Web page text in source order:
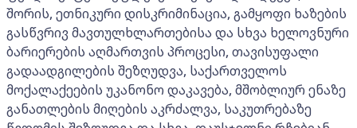
შორის, ეთნიკური დისკრიმინაცია, გამყოფი ხაზების
გასწვრივ მავთულხლართებისა და სხვა ხელოვნური
ბარიერების აღმართვის პროცესი, თავისუფალი
გადაადგილების შეზღუდვა, საქართველოს
მოქალაქეების უკანონო დაკავება, მშობლიურ ენაზე
განათლების მიღების აკრძალვა, საკუთრებაზე